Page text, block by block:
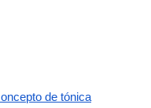
de tónica